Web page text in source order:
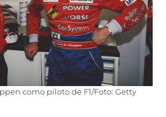
como piloto de F1/Foto: Getty